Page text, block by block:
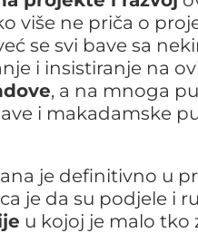
više ne priča o
se svi bave sa
i insistiranje na
, a na mnoga
i makadamske
je definitivno u
je da su podjele i
u kojoj je malo tko